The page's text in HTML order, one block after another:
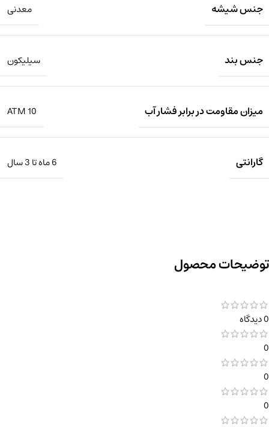
جنس شیشه معدنی
جنس بند سیلیکون
میزان مقاومت در برابر فشار آب 10 ATM
گارانتی 6 ماه تا 3 سال
توضیحات محصول
0 دیدگاه
0
0
0